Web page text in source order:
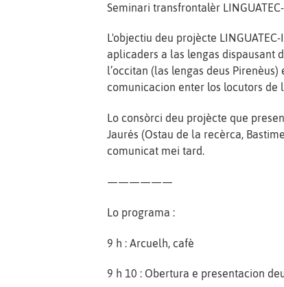
Seminari transfrontalèr
L'objectiu deu projècte
aplicaders a las lengas dispausant
l’occitan (las lengas deus
comunicacion enter los locutors
Lo consòrci deu projècte que
Jaurés (Ostau de la recèrca,
comunicat mei tard.
——————
Lo programa :
9 h : Arcuelh, cafè
9 h 10 : Obertura e presentacion